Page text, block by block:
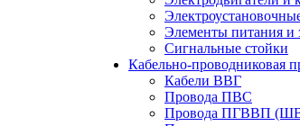
Элементы питания и
Сигнальные стойки
Кабельно-проводниковая
Кабели ВВГ
Провода ПВС
Провода ПГВВП